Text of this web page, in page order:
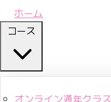
ホーム
コース
オンライン通年クラス